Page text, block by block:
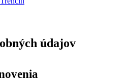
údajov